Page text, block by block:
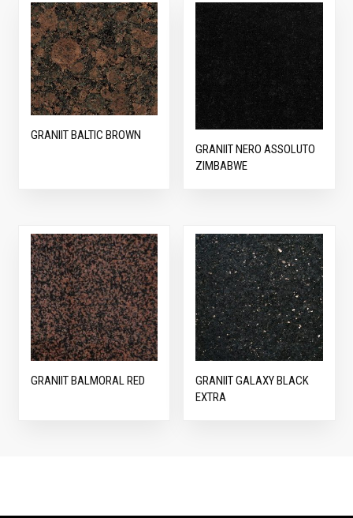
GRANIIT BALTIC BROWN
GRANIIT NERO ASSOLUTO
ZIMBABWE
GRANIIT BALMORAL RED
GRANIIT GALAXY BLACK
EXTRA